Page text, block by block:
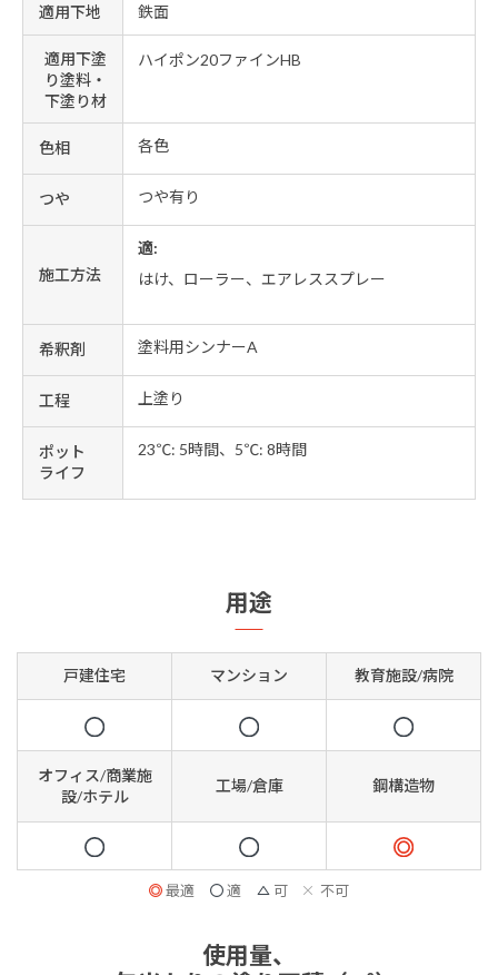
適用下地 鉄面
適用下塗
り塗料・
下塗り材
ハイポン20ファインHB
色相 各色
つや つや有り
施工方法
適:
はけ、ローラー、エアレススプレー
希釈剤 塗料用シンナーA
工程 上塗り
ポット
ライフ
23℃: 5時間、5℃: 8時間
用途
戸建住宅 マンション 教育施設/病院
オフィス/商業施
設/ホテル
工場/倉庫 鋼構造物
最適 適 可 不可
使用量、